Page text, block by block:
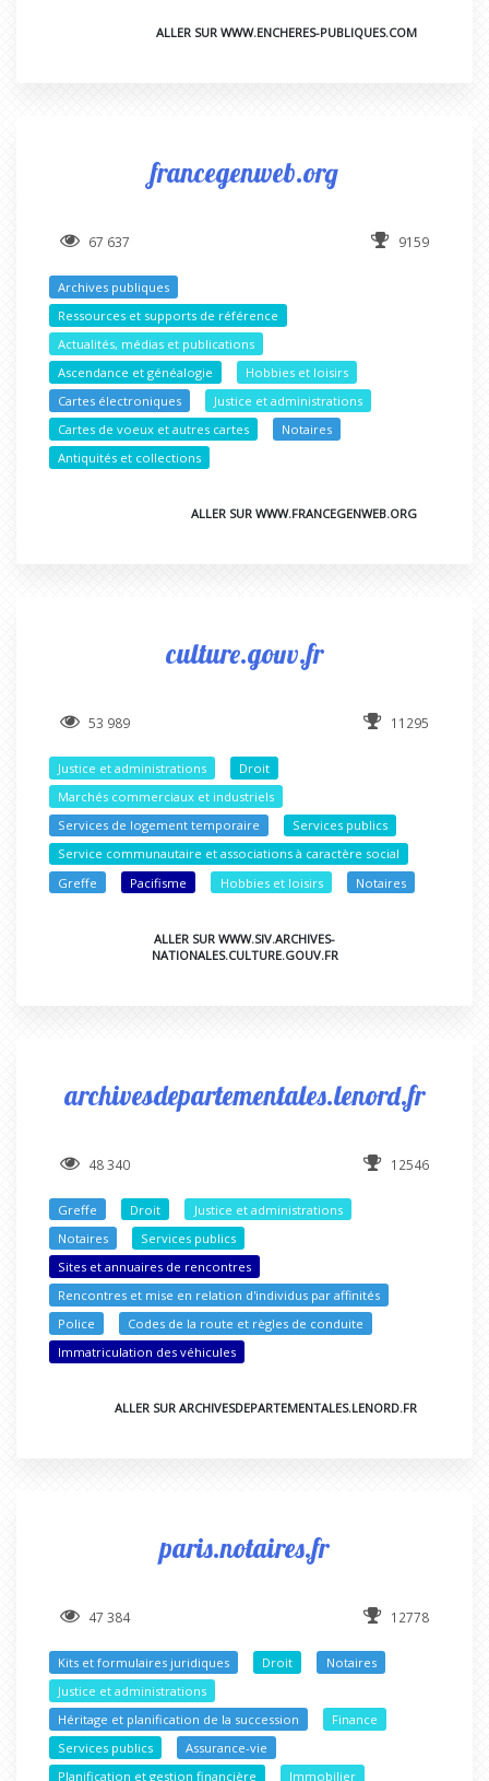
ALLER SUR WWW.ENCHERES-PUBLIQUES.COM
francegenweb.org
67 637 9159
Archives publiques
Ressources et supports de référence
Actualités, médias et publications
Ascendance et généalogie
Hobbies et loisirs
Cartes électroniques
Justice et administrations
Cartes de voeux et autres cartes
Notaires
Antiquités et collections
ALLER SUR WWW.FRANCEGENWEB.ORG
culture.gouv.fr
53 989 11295
Justice et administrations
Droit
Marchés commerciaux et industriels
Services de logement temporaire
Services publics
Service communautaire et associations à caractère social
Greffe
Pacifisme Hobbies et loisirs Notaires
ALLER SUR WWW.SIV.ARCHIVES-
NATIONALES.CULTURE.GOUV.FR
archivesdepartementales.lenord.fr
48 340 12546
Greffe Droit
Justice et administrations
Notaires
Services publics
Sites et annuaires de rencontres
Rencontres et mise en relation d'individus par affinités
Police
Codes de la route et règles de conduite
Immatriculation des véhicules
ALLER SUR ARCHIVESDEPARTEMENTALES.LENORD.FR
paris.notaires.fr
47 384 12778
Kits et formulaires juridiques Droit
Notaires
Justice et administrations
Héritage et planification de la succession
Finance
Services publics
Assurance-vie
Planification et gestion financière
Immobilier